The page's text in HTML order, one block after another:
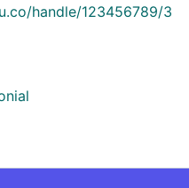
handle/123456789/3